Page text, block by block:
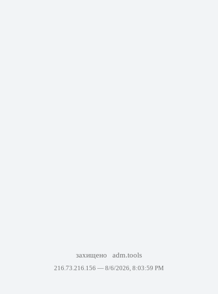
захищено adm.tools
216.73.216.156 — 8/6/2026, 8:03:59 PM